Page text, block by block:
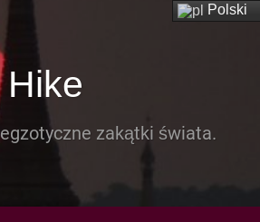
zakątki świata.
Polski